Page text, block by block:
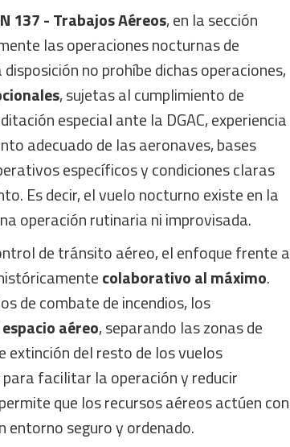
137 - Trabajos Aéreos, en la sección
las operaciones nocturnas de
no prohíbe dichas operaciones,
, sujetas al cumplimiento de
especial ante la DGAC, experiencia
adecuado de las aeronaves, bases
específicos y condiciones claras
Es decir, el vuelo nocturno existe en la
operación rutinaria ni improvisada.
de tránsito aéreo, el enfoque frente a
colaborativo al máximo.
de combate de incendios, los
aéreo, separando las zonas de
extinción del resto de los vuelos
facilitar la operación y reducir
que los recursos aéreos actúen con
entorno seguro y ordenado.